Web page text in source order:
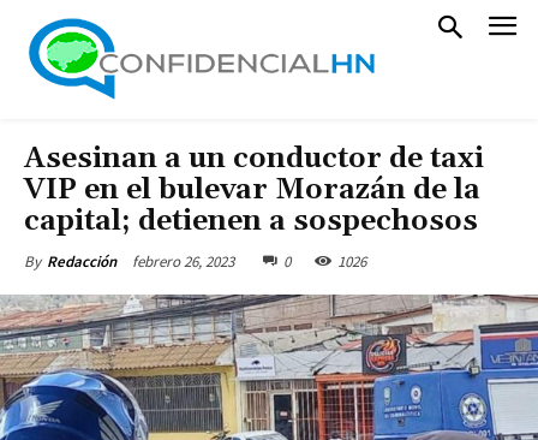
Asesinan a un conductor de taxi
VIP en el bulevar Morazán de la
capital; detienen a sospechosos
By Redacción febrero 26, 2023 0 1026